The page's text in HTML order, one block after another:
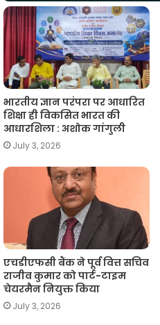
A
p
p
o
o
k
e
r
r
a
m
i
n
k
भारतीय ज्ञान परंपरा पर आधारित
शिक्षा ही विकसित भारत की
आधारशिला : अशोक गांगुली
July 3, 2026
एचडीएफसी बैंक ने पूर्व वित्त सचिव
राजीव कुमार को पार्ट-टाइम
चेयरमैन नियुक्त किया
July 3, 2026